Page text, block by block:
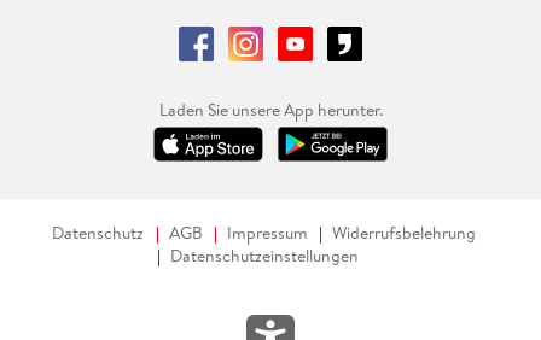
Laden Sie unsere App herunter.
Datenschutz AGB Impressum
Widerrufsbelehrung
Datenschutzeinstellungen